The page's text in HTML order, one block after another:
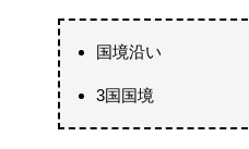
国境沿い
3国国境